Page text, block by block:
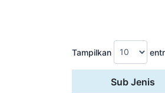
Tampilkan
Sub Jenis